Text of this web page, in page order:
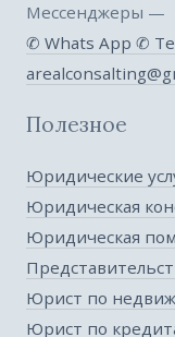
Мессенджеры —
✆ Whats App ✆
Полезное
Юридические
Юридическая
Юридическая
Юрист по
Юрист по